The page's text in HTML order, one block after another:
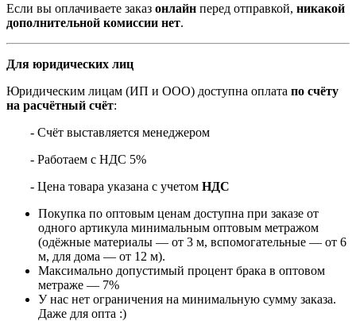
Если вы оплачиваете заказ онлайн перед отправкой, никакой
дополнительной комиссии нет.
Для юридических лиц
Юридическим лицам (ИП и ООО) доступна оплата по счёту
на расчётный счёт:
- Счёт выставляется менеджером
- Работаем с НДС 5%
- Цена товара указана с учетом НДС
Покупка по оптовым ценам доступна при заказе от
одного артикула минимальным оптовым метражом
(одёжные материалы — от 3 м, вспомогательные — от 6
м, для дома — от 12 м).
Максимально допустимый процент брака в оптовом
метраже — 7%
У нас нет ограничения на минимальную сумму заказа.
Даже для опта :)